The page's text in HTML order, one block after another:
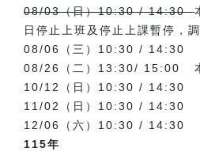
08/03（日）10:30 / 14:30
日停止上班及停止上課暫停，
08/06（三）10:30 / 14:30
08/26（二）13:30/ 15:00
10/12（日）10:30 / 14:30
11/02（日）10:30 / 14:30
12/06（六）10:30 / 14:30
115年